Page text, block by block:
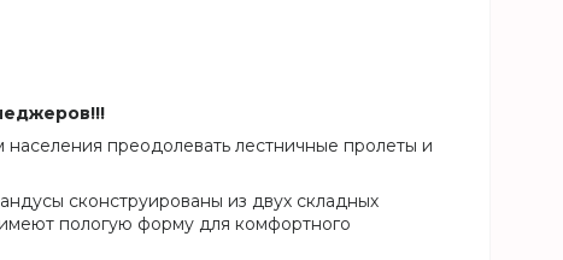
преодолевать лестничные пролеты и
сконструированы из двух складных
пологую форму для комфортного